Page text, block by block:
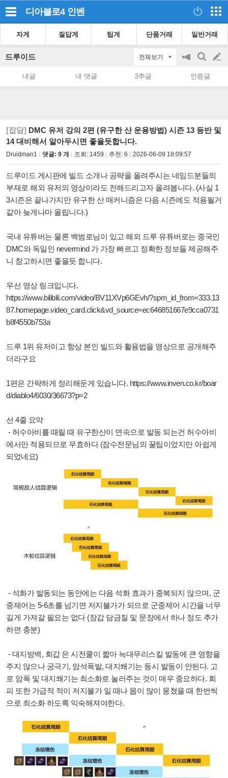
디아블로4 인벤
자게 질답게 팁게 단품거래 일반거래
드루이드 전체보기
공
on/off
검
색
글
쓰
내글 내 댓글 3추글 인증글
[잡담] DMC 유저 강의 2편 (유구한 산 운용방법) 시즌 13 등반 및
14 대비해서 알아두시면 좋을듯합니다.
Druidman1 댓글: 9 개 조회: 1459 추천: 6 2026-06-09 18:09:57
드루이드 게시판에 빌드 소개나 공략을 올려주시는 네임드분들의
부재로 해외 유저의 영상이라도 전해드리고자 올려봅니다. (사실 1
3시즌은 끝나가지만 유구한 산 매커니즘은 다음 시즌에도 적용될거
같아 늦게나마 올립니다.)
국내 유튜버는 물론 백범로님이 있고 해외 드루 유튜버로는 중국인
DMC와 독일인 nevermind 가 가장 빠르고 정확한 정보들 제공해주
니 참고하시면 좋을듯 합니다.
우선 영상 링크입니다.
https://www.bilibili.com/video/BV11XVp6GEvh/?spm_id_from=333.13
87.homepage.video_card.click&vd_source=ec646851667e9cca0731
b8f4550b753a
드루 1위 유저이고 항상 본인 빌드와 활용법을 영상으로 공개해주
더라구요
1편은 간략하게 정리해둔게 있습니다. https://www.inven.co.kr/boar
d/diablo4/6030/36673?p=2
선 4줄 요약
- 허수아비를 때릴 때 유구한산이 연속으로 발동 되는건 허수아비
에서만 적용되므로 무효하다 (잠수전문님의 꿀팁이었지만 아쉽게
되었네요)
- 석화가 발동되는 동안에는 다음 석화 효과가 중복되지 않으며, 군
중제어는 5-6초를 넘기면 저지불가가 되므로 군중제어 시간을 너무
길게 가져갈 필요는 없다 (장갑 담금질 및 문장에서 하나 정도 추가
하면 충분)
- 대지방벽, 회갑 은 시전쿨이 짧아 늑대무리스킬 발동에 큰 영향을
주지 않으나 궁극기, 암석폭발, 대지쐐기는 동시 발동이 안된다. 고
로 암폭 및 대지쐐기는 최소화로 눌러주는 것이 매우 중요하다. 회
피 또한 가급적 적이 저지불가 일 때나 몹이 많이 뭉쳤을 때 한번씩
으로 최소화 하도록 익숙해져야한다.